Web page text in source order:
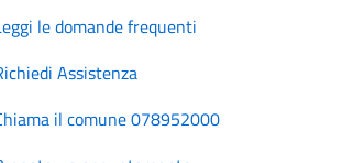
le domande frequenti
Assistenza
il comune 078952000